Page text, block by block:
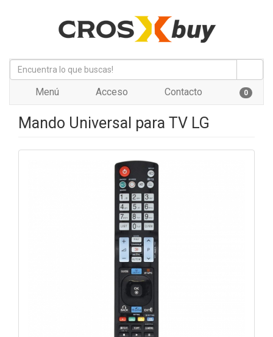
Menú Acceso Contacto 0
Mando Universal para TV LG